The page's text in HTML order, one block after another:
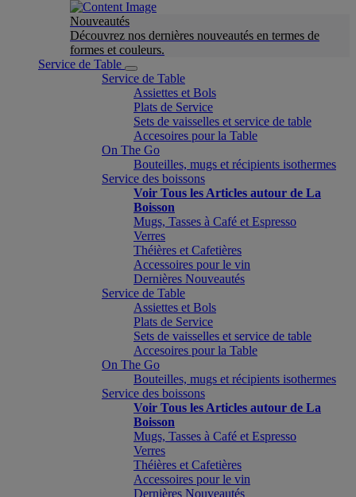
Nouveautés
Découvrez nos dernières nouveautés en termes de
formes et couleurs.
Service de Table
Service de Table
Assiettes et Bols
Plats de Service
Sets de vaisselles et service de table
Accesoires pour la Table
On The Go
Bouteilles, mugs et récipients isothermes
Service des boissons
Voir Tous les Articles autour de La
Boisson
Mugs, Tasses à Café et Espresso
Verres
Théières et Cafetières
Accessoires pour le vin
Dernières Nouveautés
Service de Table
Assiettes et Bols
Plats de Service
Sets de vaisselles et service de table
Accesoires pour la Table
On The Go
Bouteilles, mugs et récipients isothermes
Service des boissons
Voir Tous les Articles autour de La
Boisson
Mugs, Tasses à Café et Espresso
Verres
Théières et Cafetières
Accessoires pour le vin
Dernières Nouveautés